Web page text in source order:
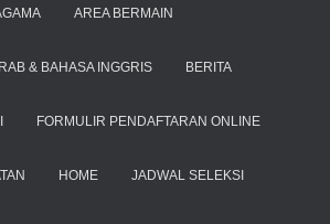
AREA BERMAIN
& BAHASA INGGRIS BERITA
FORMULIR PENDAFTARAN ONLINE
HOME JADWAL SELEKSI